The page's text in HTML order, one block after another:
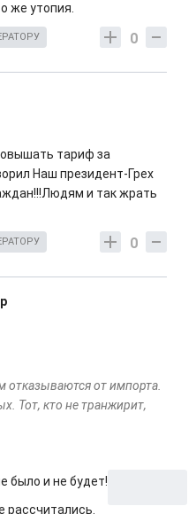
же утопия.
0
тариф за
Наш президент-Грех
и так жрать
0
от импорта.
Тот, кто не транжирит,
было и не будет!
рассчитались.